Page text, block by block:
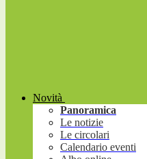
Novità
Panoramica
Le notizie
Le circolari
Calendario eventi